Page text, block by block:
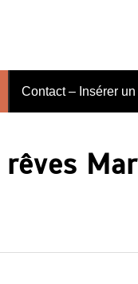
Contact – Insérer